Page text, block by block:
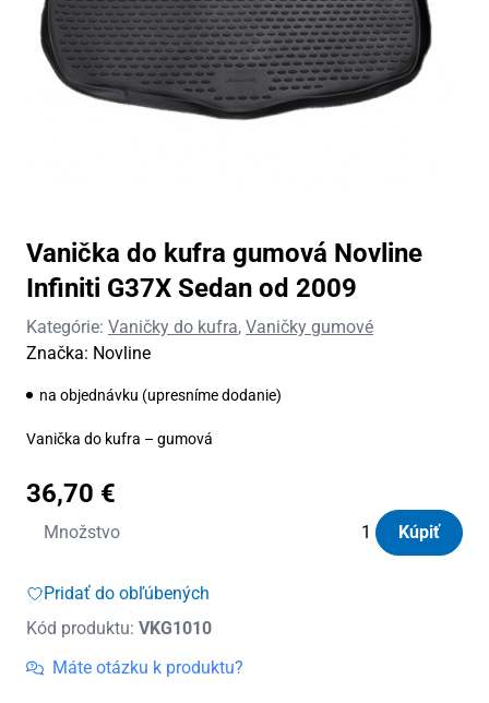
Vanička do kufra gumová Novline
Infiniti G37X Sedan od 2009
Kategórie: Vaničky do kufra, Vaničky gumové
Značka: Novline
na objednávku (upresníme dodanie)
Vanička do kufra – gumová
36,70 €
Množstvo
množstvo
do
gumová
Novline
Kúpiť
Pridať do obľúbených
Kód produktu: VKG1010
Máte otázku k produktu?